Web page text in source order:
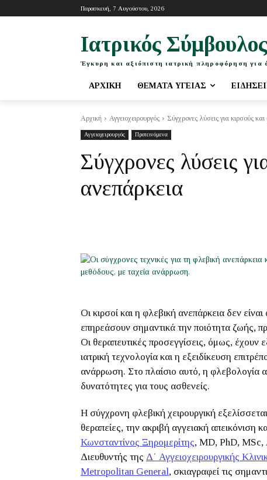
Παρασκευή, 7 Αυγούστου, 2026
Ιατρικός Σύμβουλος
Έγκυρη και αξιόπιστη ιατρική πληροφόρηση για
ΑΡΧΙΚΉ ΘΈΜΑΤΑ ΥΓΕΊΑΣ
Αρχική Αγγειοχειρουργός Σύγχρονες λύσεις για κιρσούς
Αγγειοχειρουργός Προτεινόμενα
Σύγχρονες λύσεις
ανεπάρκεια
Οι κιρσοί και η φλεβική ανεπάρκεια δεν
επηρεάσουν σημαντικά την ποιότητα ζωής,
Οι θεραπευτικές προσεγγίσεις, όμως, έχουν
ιατρική τεχνολογία και η εξειδίκευση
ανάρρωση. Στο πλαίσιο αυτό, η φλεβολογία
δυνατότητες για τους ασθενείς.
Η σύγχρονη φλεβική χειρουργική
θεραπείες, την ακριβή αγγειακή
Κωνσταντίνος Ξηρομερίτης, MD, PhD, MSc,
Διευθυντής της Δ΄ Αγγειοχειρουργικής
Metropolitan General, σκιαγραφεί τις